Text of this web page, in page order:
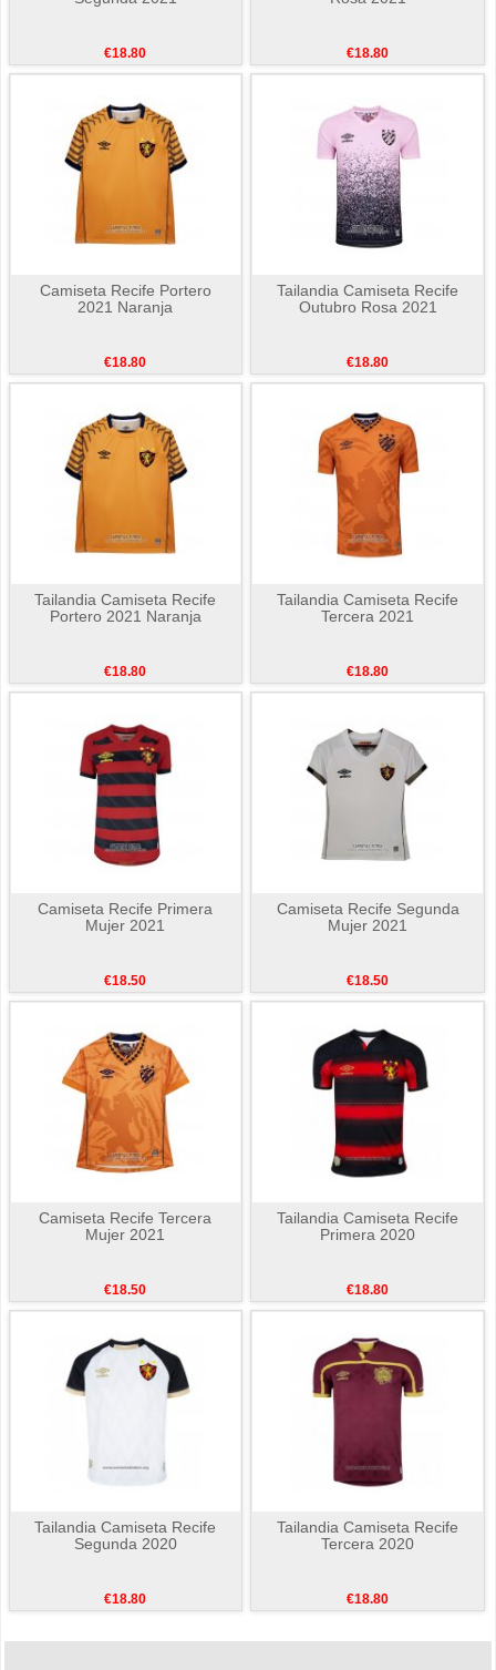
€18.80 €18.80
Camiseta Recife Portero
2021 Naranja
€18.80
Tailandia Camiseta Recife
Outubro Rosa 2021
€18.80
Tailandia Camiseta Recife
Portero 2021 Naranja
€18.80
Tailandia Camiseta Recife
Tercera 2021
€18.80
Camiseta Recife Primera
Mujer 2021
€18.50
Camiseta Recife Segunda
Mujer 2021
€18.50
Camiseta Recife Tercera
Mujer 2021
€18.50
Tailandia Camiseta Recife
Primera 2020
€18.80
Tailandia Camiseta Recife
Segunda 2020
€18.80
Tailandia Camiseta Recife
Tercera 2020
€18.80